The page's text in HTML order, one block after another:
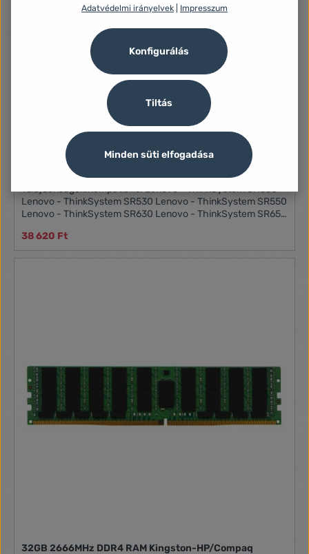
8GB 2666MHz DDR4 RAM Kingston-Lenovo szerver
memória (KTL-TS426S8/8G)
Tulajdonságok:Kompatibilis: Lenovo - ThinkSystem SN550
Lenovo - ThinkSystem SR530 Lenovo - ThinkSystem SR550
Lenovo - ThinkSystem SR630 Lenovo - ThinkSystem SR650
38 620 Ft
32GB 2666MHz DDR4 RAM Kingston-HP/Compaq
Adatvédelmi irányelvek
Impresszum
Tiltás
Konfigurálás
Minden süti elfogadása